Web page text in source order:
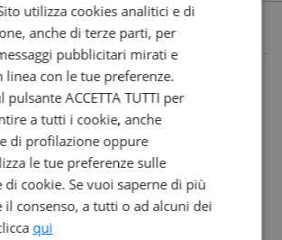
utilizza cookies analitici e di
anche di terze parti, per
pubblicitari mirati e
linea con le tue preferenze.
pulsante ACCETTA TUTTI per
a tutti i cookie, anche
di profilazione oppure
le tue preferenze sulle
cookie. Se vuoi saperne di più
il consenso, a tutti o ad alcuni dei
qui